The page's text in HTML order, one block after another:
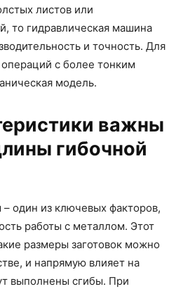
листов или
то гидравлическая машина
и точность. Для
с более тонким
модель.
важны
гибочной
один из ключевых факторов,
работы с металлом. Этот
размеры заготовок можно
и напрямую влияет на
выполнены сгибы. При